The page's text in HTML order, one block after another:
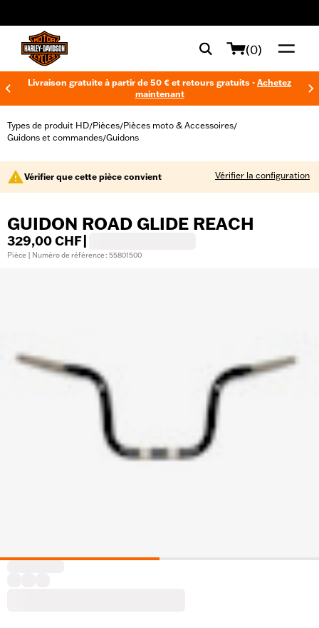
(0)
Livraison gratuite à partir de 50 € et retours gratuits - Achetez
maintenant
Types de produit HD/Pièces/Pièces moto & Accessoires/
Guidons et commandes/Guidons
Vérifier que cette pièce convient Vérifier la configuration
GUIDON ROAD GLIDE REACH
329,00 CHF
Pièce | Numéro de référence : 55801500